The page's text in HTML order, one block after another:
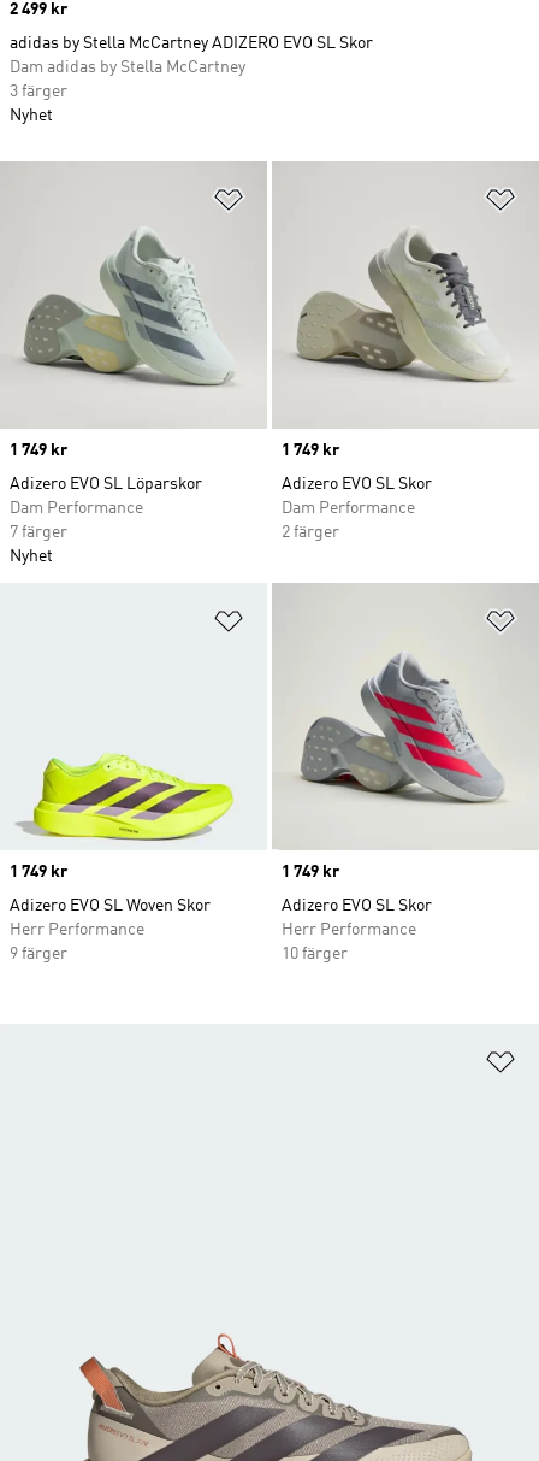
Price
1 749 kr
Adizero EVO SL Löparskor
Dam Performance
7 färger
Nyhet
Price
1 749 kr
Adizero EVO SL Skor
Dam Performance
2 färger
Price
1 749 kr
Adizero EVO SL Woven Skor
Herr Performance
9 färger
Price
1 749 kr
Adizero EVO SL Skor
Herr Performance
10 färger
Price
2 499 kr
adidas by Stella McCartney ADIZERO EVO SL Skor
Dam adidas by Stella McCartney
3 färger
Nyhet